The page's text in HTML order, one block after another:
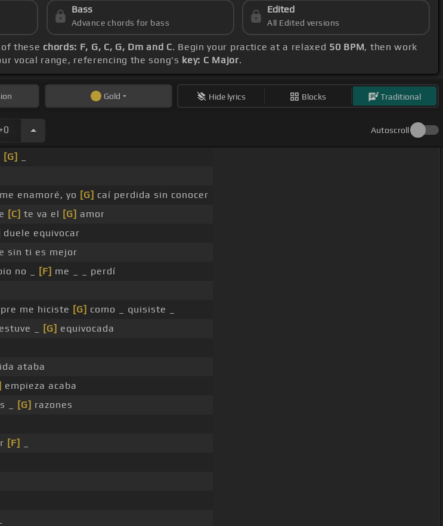
Bass
Advance chords for bass
Edited
All Edited versions
these chords: F, G, C, G, Dm and C. Begin your practice at a relaxed 50 BPM, then work
vocal range, referencing the song's key: C Major.
Gold Hide lyrics Blocks Traditional
+0 Autoscroll
[G]
enamoré, yo [G] caí perdida sin conocer
[C] te va el [G] amor
duele equivocar
sin ti es mejor
no _ [F] me _ _ perdí
me hiciste [G] como _ quisiste _
_ [G] equivocada
ataba
empieza acaba
_ [G] razones
[F]